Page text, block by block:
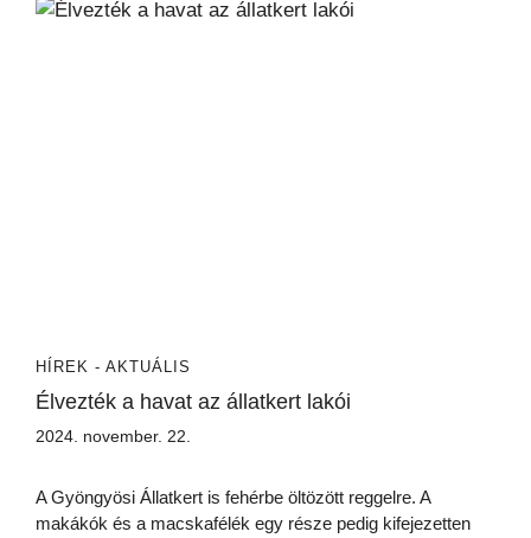
HÍREK - AKTUÁLIS
Élvezték a havat az állatkert lakói
2024. november. 22.
A Gyöngyösi Állatkert is fehérbe öltözött reggelre. A
makákók és a macskafélék egy része pedig kifejezetten